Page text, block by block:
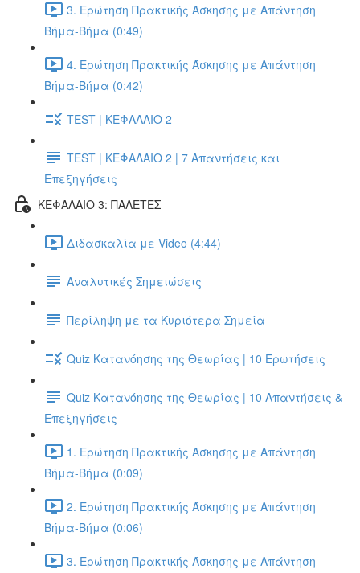
3. Ερώτηση Πρακτικής Άσκησης με Απάντηση
Βήμα-Βήμα (0:49)
4. Ερώτηση Πρακτικής Άσκησης με Απάντηση
Βήμα-Βήμα (0:42)
TEST | ΚΕΦΑΛΑΙΟ 2
TEST | ΚΕΦΑΛΑΙΟ 2 | 7 Απαντήσεις και
Επεξηγήσεις
ΚΕΦΑΛΑΙΟ 3: ΠΑΛΕΤΕΣ
Διδασκαλία με Video (4:44)
Αναλυτικές Σημειώσεις
Περίληψη με τα Κυριότερα Σημεία
Quiz Κατανόησης της Θεωρίας | 10 Ερωτήσεις
Quiz Κατανόησης της Θεωρίας | 10 Απαντήσεις &
Επεξηγήσεις
1. Ερώτηση Πρακτικής Άσκησης με Απάντηση
Βήμα-Βήμα (0:09)
2. Ερώτηση Πρακτικής Άσκησης με Απάντηση
Βήμα-Βήμα (0:06)
3. Ερώτηση Πρακτικής Άσκησης με Απάντηση